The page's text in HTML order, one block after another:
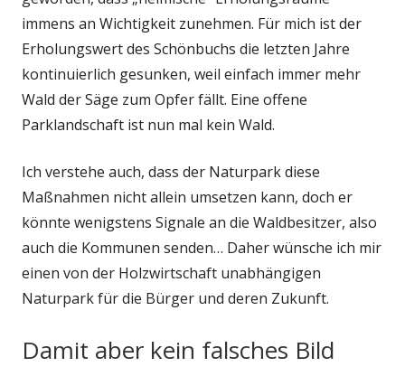
immens an Wichtigkeit zunehmen. Für mich ist der
Erholungswert des Schönbuchs die letzten Jahre
kontinuierlich gesunken, weil einfach immer mehr
Wald der Säge zum Opfer fällt. Eine offene
Parklandschaft ist nun mal kein Wald.
Ich verstehe auch, dass der Naturpark diese
Maßnahmen nicht allein umsetzen kann, doch er
könnte wenigstens Signale an die Waldbesitzer, also
auch die Kommunen senden… Daher wünsche ich mir
einen von der Holzwirtschaft unabhängigen
Naturpark für die Bürger und deren Zukunft.
Damit aber kein falsches Bild